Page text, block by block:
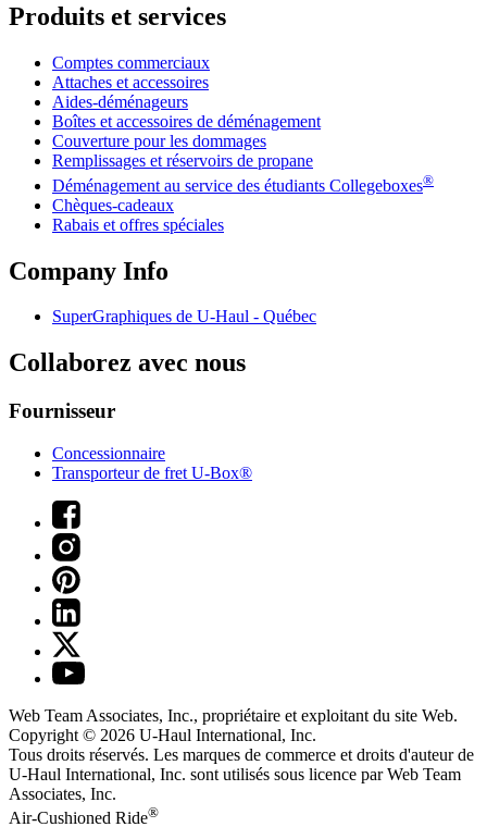
Produits et services
Comptes commerciaux
Attaches et accessoires
Aides-déménageurs
Boîtes et accessoires de déménagement
Couverture pour les dommages
Remplissages et réservoirs de propane
Déménagement au service des étudiants Collegeboxes®
Chèques-cadeaux
Rabais et offres spéciales
Company Info
SuperGraphiques de U-Haul - Québec
Collaborez avec nous
Fournisseur
Concessionnaire
Transporteur de fret U-Box®
Web Team Associates, Inc., propriétaire et exploitant du site Web.
Copyright © 2026 U-Haul International, Inc.
Tous droits réservés. Les marques de commerce et droits d'auteur de
U-Haul International, Inc. sont utilisés sous licence par Web Team
Associates, Inc.
Air-Cushioned Ride®